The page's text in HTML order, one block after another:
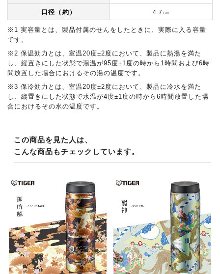
口径（約） 4.7㎝
※1 実容量とは、製品付属のせんをしたときに、実際に入る容量
です。
※2 保温効力とは、室温20度±2度において、製品に熱湯を満た
し、縦置きにした状態で湯温が95度±1度の時から1時間および6時
間放置した場合におけるその湯の温度です。
※3 保冷効力とは、室温20度±2度において、製品に冷水を満た
し、縦置きにした状態で水温が4度±1度の時から6時間放置した場
合におけるその水の温度です。
この商品を見た人は、
こんな商品もチェックしています。